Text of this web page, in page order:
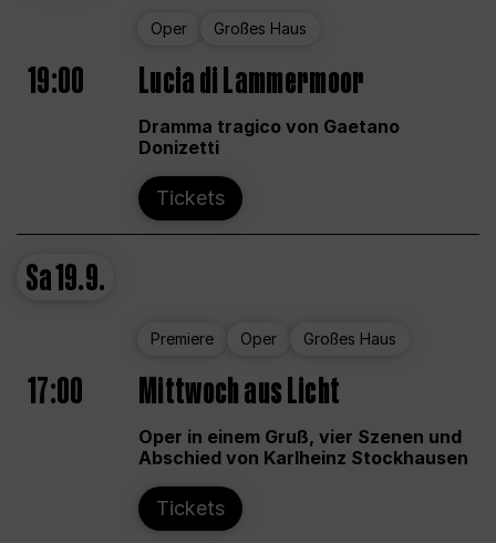
Oper Großes Haus
19:00 Lucia di Lammermoor
Dramma tragico von Gaetano
Donizetti
Tickets
Sa19.9.
Premiere Oper Großes Haus
17:00 Mittwoch aus Licht
Oper in einem Gruß, vier Szenen und
Abschied von Karlheinz Stockhausen
Tickets